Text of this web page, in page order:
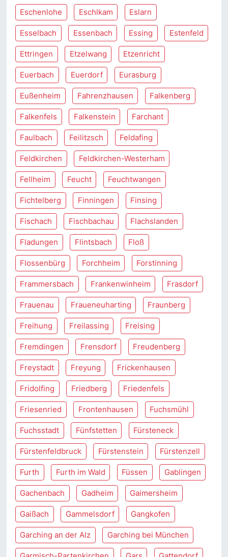
Eschenlohe Eschlkam Eslarn
Esselbach Essenbach Essing Estenfeld
Ettringen Etzelwang Etzenricht
Euerbach Euerdorf Eurasburg
Eußenheim Fahrenzhausen Falkenberg
Falkenfels Falkenstein Farchant
Faulbach Feilitzsch Feldafing
Feldkirchen Feldkirchen-Westerham
Fellheim Feucht Feuchtwangen
Fichtelberg Finningen Finsing
Fischach Fischbachau Flachslanden
Fladungen Flintsbach Floß
Flossenbürg Forchheim Forstinning
Frammersbach Frankenwinheim Frasdorf
Frauenau Fraueneuharting Fraunberg
Freihung Freilassing Freising
Fremdingen Frensdorf Freudenberg
Freystadt Freyung Frickenhausen
Fridolfing Friedberg Friedenfels
Friesenried Frontenhausen Fuchsmühl
Fuchsstadt Fünfstetten Fürsteneck
Fürstenfeldbruck Fürstenstein Fürstenzell
Furth Furth im Wald Füssen Gablingen
Gachenbach Gadheim Gaimersheim
Gaißach Gammelsdorf Gangkofen
Garching an der Alz Garching bei München